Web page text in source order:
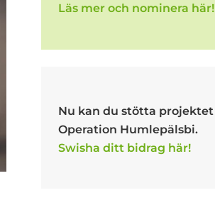
Läs mer och nominera här!
Nu kan du stötta projektet
Operation Humlepälsbi.
Swisha ditt bidrag här!